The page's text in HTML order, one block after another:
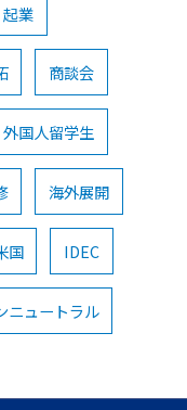
起業
商談会
外国人留学生
海外展開
国 IDEC
ニュートラル